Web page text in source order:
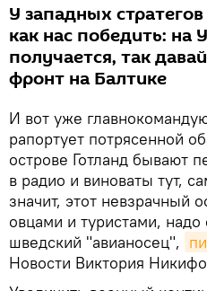
У западных
как нас победить: на
получается, так
фронт на Балтике
И вот уже
рапортует потрясенной
острове Готланд бывают
в радио и виноваты тут,
значит, этот невзрачный
овцами и туристами, надо
шведский "авианосец",
Новости Виктория